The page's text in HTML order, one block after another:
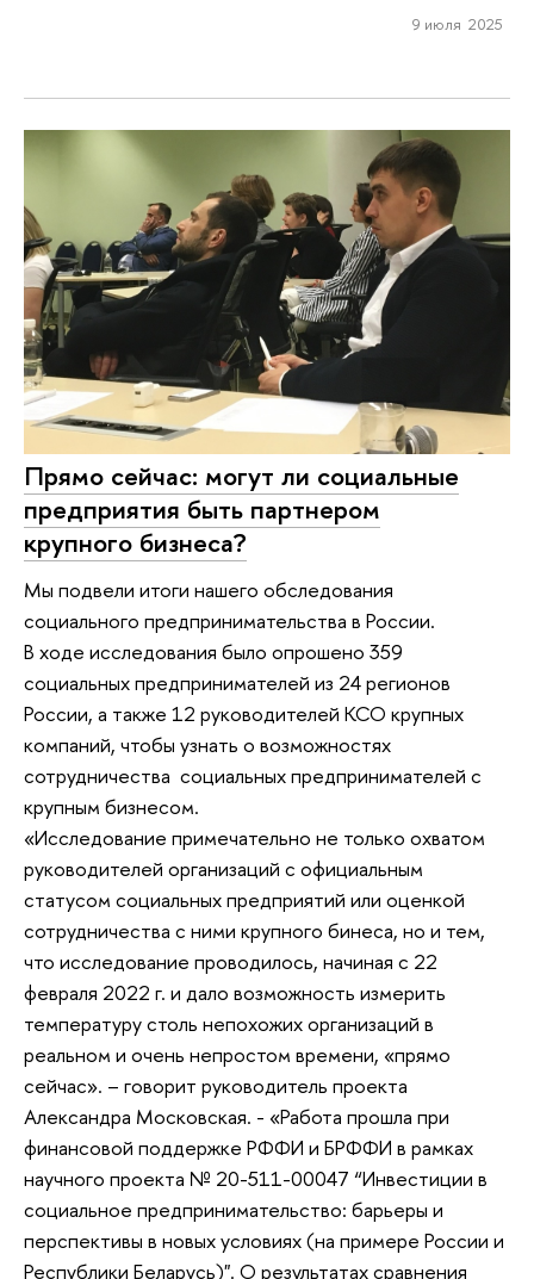
9 июля 2025
Прямо сейчас: могут ли социальные
предприятия быть партнером
крупного бизнеса?
Мы подвели итоги нашего обследования
социального предпринимательства в России.
В ходе исследования было опрошено 359
социальных предпринимателей из 24 регионов
России, а также 12 руководителей КСО крупных
компаний, чтобы узнать о возможностях
сотрудничества социальных предпринимателей с
крупным бизнесом.
«Исследование примечательно не только охватом
руководителей организаций с официальным
статусом социальных предприятий или оценкой
сотрудничества с ними крупного бинеса, но и тем,
что исследование проводилось, начиная с 22
февраля 2022 г. и дало возможность измерить
температуру столь непохожих организаций в
реальном и очень непростом времени, «прямо
сейчас». – говорит руководитель проекта
Александра Московская. - «Работа прошла при
финансовой поддержке РФФИ и БРФФИ в рамках
научного проекта № 20-511-00047 “Инвестиции в
социальное предпринимательство: барьеры и
перспективы в новых условиях (на примере России и
Республики Беларусь)". О результатах сравнения